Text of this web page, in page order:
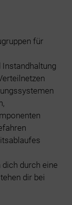
für
Instandhaltung
durch eine
dir bei